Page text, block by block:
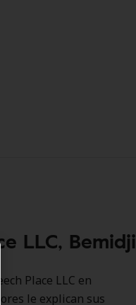
LLC, Bemidji
Place LLC en
le explican sus